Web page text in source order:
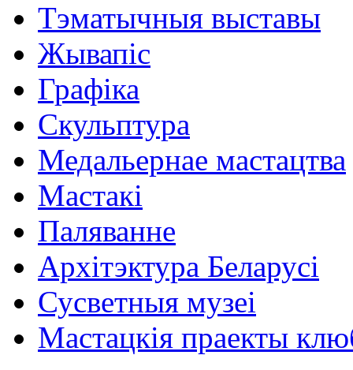
Тэматычныя выставы
Жывапіс
Графіка
Скульптура
Медальернае мастацтва
Мастакі
Паляванне
Архітэктура Беларусі
Сусветныя музеі
Мастацкія праекты